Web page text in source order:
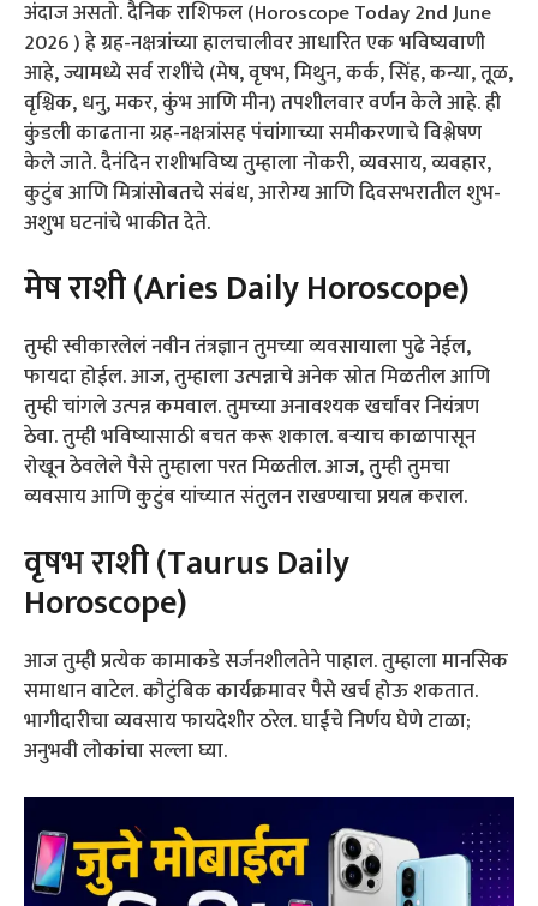
अंदाज असतो. दैनिक राशिफल (Horoscope Today 2nd June
2026 ) हे ग्रह-नक्षत्रांच्या हालचालीवर आधारित एक भविष्यवाणी
आहे, ज्यामध्ये सर्व राशींचे (मेष, वृषभ, मिथुन, कर्क, सिंह, कन्या, तूळ,
वृश्चिक, धनु, मकर, कुंभ आणि मीन) तपशीलवार वर्णन केले आहे. ही
कुंडली काढताना ग्रह-नक्षत्रांसह पंचांगाच्या समीकरणाचे विश्लेषण
केले जाते. दैनंदिन राशीभविष्य तुम्हाला नोकरी, व्यवसाय, व्यवहार,
कुटुंब आणि मित्रांसोबतचे संबंध, आरोग्य आणि दिवसभरातील शुभ-
अशुभ घटनांचे भाकीत देते.
मेष राशी (Aries Daily Horoscope)
तुम्ही स्वीकारलेलं नवीन तंत्रज्ञान तुमच्या व्यवसायाला पुढे नेईल,
फायदा होईल. आज, तुम्हाला उत्पन्नाचे अनेक स्रोत मिळतील आणि
तुम्ही चांगले उत्पन्न कमवाल. तुमच्या अनावश्यक खर्चांवर नियंत्रण
ठेवा. तुम्ही भविष्यासाठी बचत करू शकाल. बऱ्याच काळापासून
रोखून ठेवलेले पैसे तुम्हाला परत मिळतील. आज, तुम्ही तुमचा
व्यवसाय आणि कुटुंब यांच्यात संतुलन राखण्याचा प्रयत्न कराल.
वृषभ राशी (Taurus Daily
Horoscope)
आज तुम्ही प्रत्येक कामाकडे सर्जनशीलतेने पाहाल. तुम्हाला मानसिक
समाधान वाटेल. कौटुंबिक कार्यक्रमावर पैसे खर्च होऊ शकतात.
भागीदारीचा व्यवसाय फायदेशीर ठरेल. घाईचे निर्णय घेणे टाळा;
अनुभवी लोकांचा सल्ला घ्या.